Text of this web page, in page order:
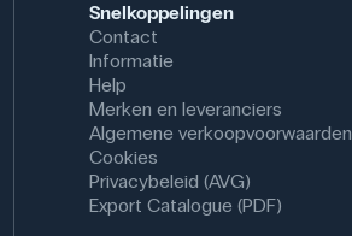
Snelkoppelingen
Contact
Informatie
Help
Merken en leveranciers
Algemene verkoopvoorwaarden
Cookies
Privacybeleid (AVG)
Export Catalogue (PDF)